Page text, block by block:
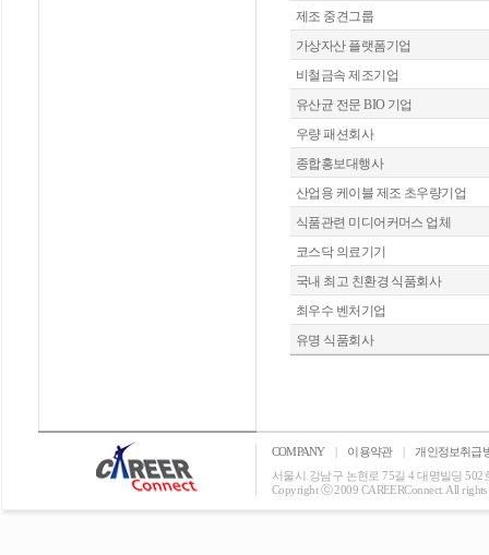
제조 중견그룹
가상자산 플랫폼기업
비철금속 제조기업
유산균 전문 BIO 기업
우량 패션회사
종합홍보대행사
산업용 케이블 제조 초우량기업
식품관련 미디어커머스 업체
코스닥 의료기기
국내 최고 친환경 식품회사
최우수 벤처기업
유명 식품회사
COMPANY | 이용약관 |
개인정보취급
서울시 강남구 논현로 75길 4 대명빌딩 502
Copyright ⓒ 2009 CAREERConnect. All rights